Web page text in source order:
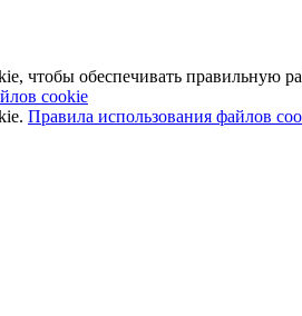
чтобы обеспечивать правильную
cookie
Правила использования файлов